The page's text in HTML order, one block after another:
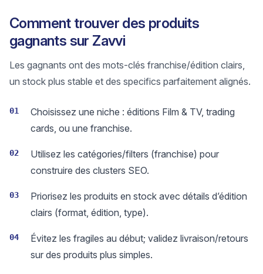
Comment trouver des produits
gagnants sur Zavvi
Les gagnants ont des mots-clés franchise/édition clairs,
un stock plus stable et des specifics parfaitement alignés.
01
Choisissez une niche : éditions Film & TV, trading
cards, ou une franchise.
02
Utilisez les catégories/filters (franchise) pour
construire des clusters SEO.
03
Priorisez les produits en stock avec détails d’édition
clairs (format, édition, type).
04
Évitez les fragiles au début; validez livraison/retours
sur des produits plus simples.